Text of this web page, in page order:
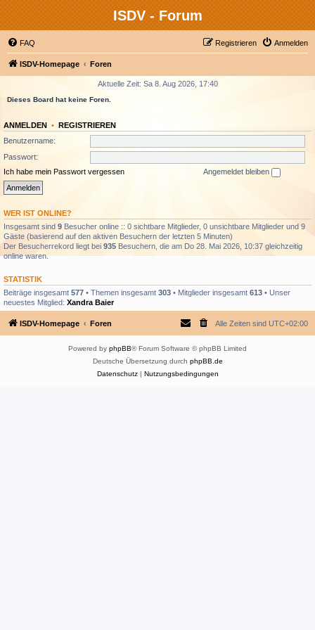
ISDV - Forum
FAQ Anmelden
Registrieren
ISDV-Homepage Foren
Aktuelle Zeit: Sa 8. Aug 2026, 17:40
Dieses Board hat keine Foren.
ANMELDEN • REGISTRIEREN
Benutzername:
Passwort:
Ich habe mein Passwort vergessen
Angemeldet bleiben
WER IST ONLINE?
Insgesamt sind 9 Besucher online :: 0 sichtbare Mitglieder, 0 unsichtbare Mitglieder und 9
Gäste (basierend auf den aktiven Besuchern der letzten 5 Minuten)
Der Besucherrekord liegt bei 935 Besuchern, die am Do 28. Mai 2026, 10:37 gleichzeitig
online waren.
STATISTIK
Beiträge insgesamt 577 • Themen insgesamt 303 • Mitglieder insgesamt 613 • Unser
neuestes Mitglied: Xandra Baier
ISDV-Homepage Foren Alle Zeiten sind UTC+02:00
Powered by phpBB® Forum Software © phpBB Limited
Deutsche Übersetzung durch phpBB.de
Datenschutz| Nutzungsbedingungen